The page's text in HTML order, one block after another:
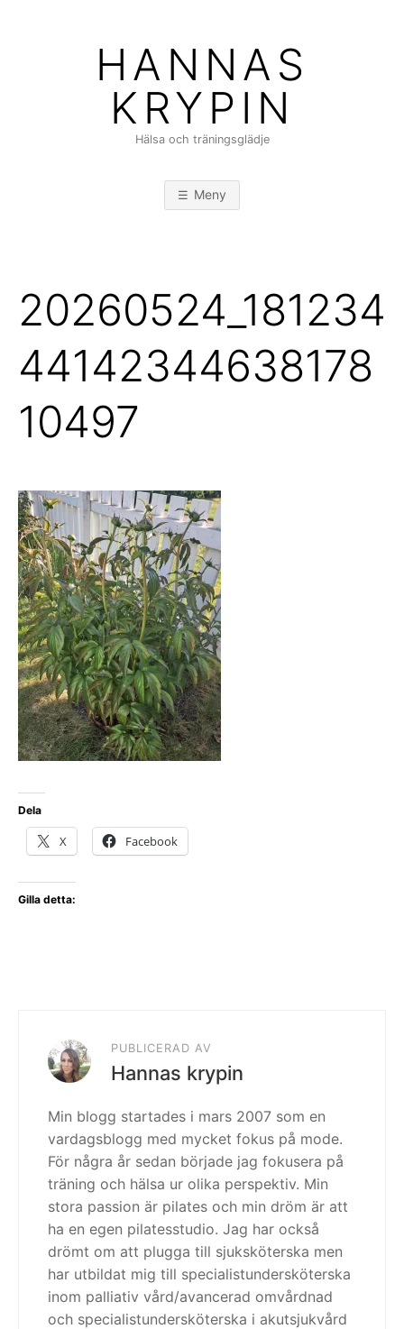
HANNAS
KRYPIN
Hälsa och träningsglädje
Meny
20260524_181234
44142344638178
10497
Dela
X Facebook
Gilla detta:
PUBLICERAD AV
Hannas krypin
Min blogg startades i mars 2007 som en
vardagsblogg med mycket fokus på mode.
För några år sedan började jag fokusera på
träning och hälsa ur olika perspektiv. Min
stora passion är pilates och min dröm är att
ha en egen pilatesstudio. Jag har också
drömt om att plugga till sjuksköterska men
har utbildat mig till specialistundersköterska
inom palliativ vård/avancerad omvårdnad
och specialistundersköterska i akutsjukvård